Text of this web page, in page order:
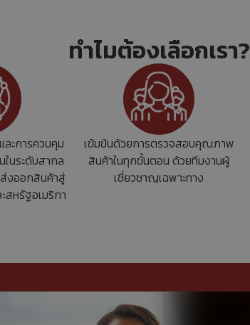
ทำไมต้องเลือกเรา?
ะการควบคุม
นระดับสากล
งออกสินค้าสู่
สหรัฐอเมริกา
เข้มข้นด้วยการตรวจสอบคุณภาพ
สินค้าในทุกขั้นตอน ด้วยทีมงานผู้
เชี่ยวชาญเฉพาะทาง